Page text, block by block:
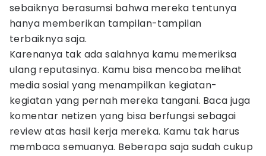
sebaiknya berasumsi bahwa mereka tentunya
hanya memberikan tampilan-tampilan
terbaiknya saja.
Karenanya tak ada salahnya kamu memeriksa
ulang reputasinya. Kamu bisa mencoba melihat
media sosial yang menampilkan kegiatan-
kegiatan yang pernah mereka tangani. Baca juga
komentar netizen yang bisa berfungsi sebagai
review atas hasil kerja mereka. Kamu tak harus
membaca semuanya. Beberapa saja sudah cukup